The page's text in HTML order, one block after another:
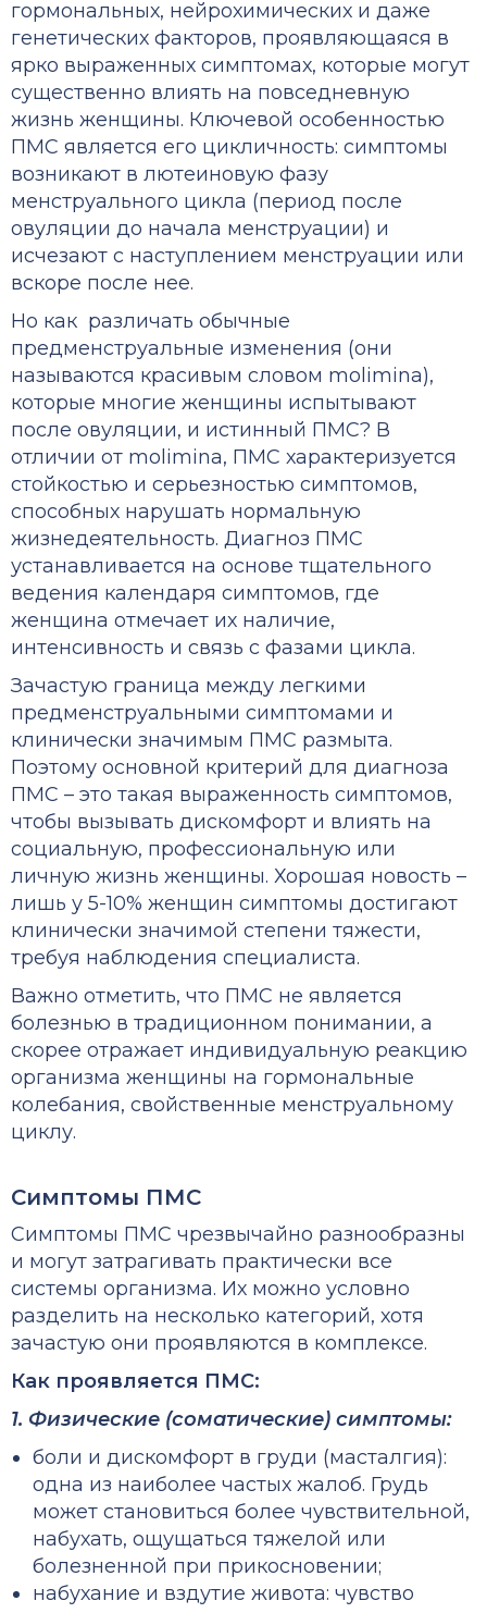
гормональных, нейрохимических и даже
генетических факторов, проявляющаяся в
ярко выраженных симптомах, которые могут
существенно влиять на повседневную
жизнь женщины. Ключевой особенностью
ПМС является его цикличность: симптомы
возникают в лютеиновую фазу
менструального цикла (период после
овуляции до начала менструации) и
исчезают с наступлением менструации или
вскоре после нее.
Но как различать обычные
предменструальные изменения (они
называются красивым словом molimina),
которые многие женщины испытывают
после овуляции, и истинный ПМС? В
отличии от molimina, ПМС характеризуется
стойкостью и серьезностью симптомов,
способных нарушать нормальную
жизнедеятельность. Диагноз ПМС
устанавливается на основе тщательного
ведения календаря симптомов, где
женщина отмечает их наличие,
интенсивность и связь с фазами цикла.
Зачастую граница между легкими
предменструальными симптомами и
клинически значимым ПМС размыта.
Поэтому основной критерий для диагноза
ПМС – это такая выраженность симптомов,
чтобы вызывать дискомфорт и влиять на
социальную, профессиональную или
личную жизнь женщины. Хорошая новость –
лишь у 5-10% женщин симптомы достигают
клинически значимой степени тяжести,
требуя наблюдения специалиста.
Важно отметить, что ПМС не является
болезнью в традиционном понимании, а
скорее отражает индивидуальную реакцию
организма женщины на гормональные
колебания, свойственные менструальному
циклу.
Симптомы ПМС
Симптомы ПМС чрезвычайно разнообразны
и могут затрагивать практически все
системы организма. Их можно условно
разделить на несколько категорий, хотя
зачастую они проявляются в комплексе.
Как проявляется ПМС:
1. Физические (соматические) симптомы:
боли и дискомфорт в груди (масталгия):
одна из наиболее частых жалоб. Грудь
может становиться более чувствительной,
набухать, ощущаться тяжелой или
болезненной при прикосновении;
набухание и вздутие живота: чувство